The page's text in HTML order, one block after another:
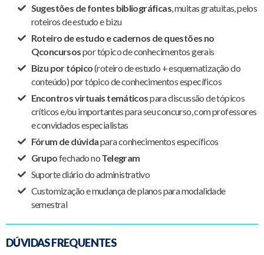
Sugestões de fontes bibliográficas , muitas gratuitas, pelos
roteiros de estudo e bizu
Roteiro de estudo e cadernos de questões no
Qconcursospor tópico de conhecimentos gerais
Bizu por tópico(roteiro de estudo + esquematização do
conteúdo) por tópico de conhecimentos específicos
Encontros virtuais temáticospara discussão de tópicos
críticos e/ou importantes para seu concurso, com professores
e convidados especialistas
Fórum de dúvidapara conhecimentos específicos
Grupofechado noTelegram
Suporte diário do administrativo
Customização e mudança de planos para modalidade
semestral
DÚVIDAS FREQUENTES